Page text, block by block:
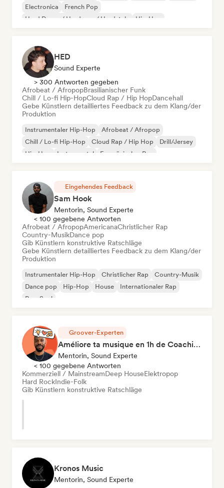
Electronica
French Pop
Hard Dance / Hardcore / Hardstyle
Hip-Hop
HED
Sound Experte
> 300 Antworten gegeben
Afrobeat / AfropopBrasilianischer Funk
Chill / Lo-fi Hip-HopCloud Rap / Hip HopDancehall
Gebe Künstlern detailliertes Feedback zu dem Klang/der
Produktion
Instrumentaler Hip-Hop
Afrobeat / Afropop
Chill / Lo-fi Hip-Hop
Cloud Rap / Hip Hop
Drill/Jersey
Hip-Hop
Instrumental Französischer Rap
Eingehendes Feedback
Sam Hook
Mentorin, Sound Experte
< 100 gegebene Antworten
Afrobeat / AfropopAmericanaChristlicher Rap
Country-MusikDance pop
Gib Künstlern konstruktive Ratschläge
Gebe Künstlern detailliertes Feedback zu dem Klang/der
Produktion
Instrumentaler Hip-Hop Christlicher Rap
Country-Musik
Dance pop
Hip-Hop House
Internationaler Rap
Pop-Soul
Groover-Experten
Améliore ta musique en 1h de Coaching
Mentorin, Sound Experte
< 100 gegebene Antworten
Kommerziell / MainstreamDeep HouseElektropop
Hard RockIndie-Folk
Gib Künstlern konstruktive Ratschläge
Kronos Music
Mentorin, Sound Experte